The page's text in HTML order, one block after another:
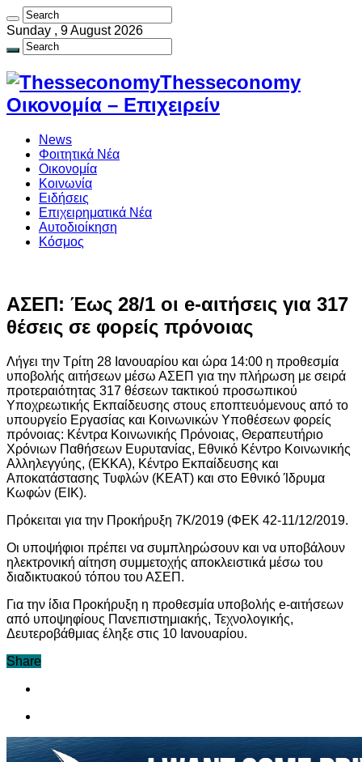
Sunday , 9 August 2026
Thesseconomy
Οικονομία – Επιχειρείν
News
Φοιτητικά Νέα
Οικονομία
Κοινωνία
Ειδήσεις
Επιχειρηματικά Νέα
Αυτοδιοίκηση
Κόσμος
AΣΕΠ: Έως 28/1 οι e-αιτήσεις για 317
θέσεις σε φορείς πρόνοιας
Λήγει την Τρίτη 28 Ιανουαρίου και ώρα 14:00 η προθεσμία
υποβολής αιτήσεων μέσω ΑΣΕΠ για την πλήρωση με σειρά
προτεραιότητας 317 θέσεων τακτικού προσωπικού
Υποχρεωτικής Εκπαίδευσης στους εποπτευόμενους από το
υπουργείο Εργασίας και Κοινωνικών Υποθέσεων φορείς
πρόνοιας: Κέντρα Κοινωνικής Πρόνοιας, Θεραπευτήριο
Χρόνιων Παθήσεων Ευρυτανίας, Εθνικό Κέντρο Κοινωνικής
Αλληλεγγύης, (ΕΚΚΑ), Κέντρο Εκπαίδευσης και
Αποκατάστασης Τυφλών (ΚΕΑΤ) και στο Εθνικό Ίδρυμα
Κωφών (ΕΙΚ).
Πρόκειται για την Προκήρυξη 7Κ/2019 (ΦΕΚ 42-11/12/2019.
Οι υποψήφιοι πρέπει να συμπληρώσουν και να υποβάλουν
ηλεκτρονική αίτηση συμμετοχής αποκλειστικά μέσω του
διαδικτυακού τόπου του ΑΣΕΠ.
Για την ίδια Προκήρυξη η προθεσμία υποβολής e-αιτήσεων
από υποψηφίους Πανεπιστημιακής, Τεχνολογικής,
Δευτεροβάθμιας έληξε στις 10 Ιανουαρίου.
Share